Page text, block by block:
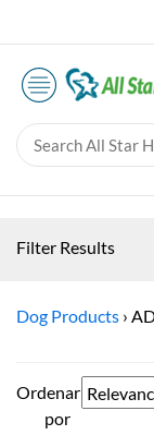
Filter Results
Dog Products ›
Ordenar
por